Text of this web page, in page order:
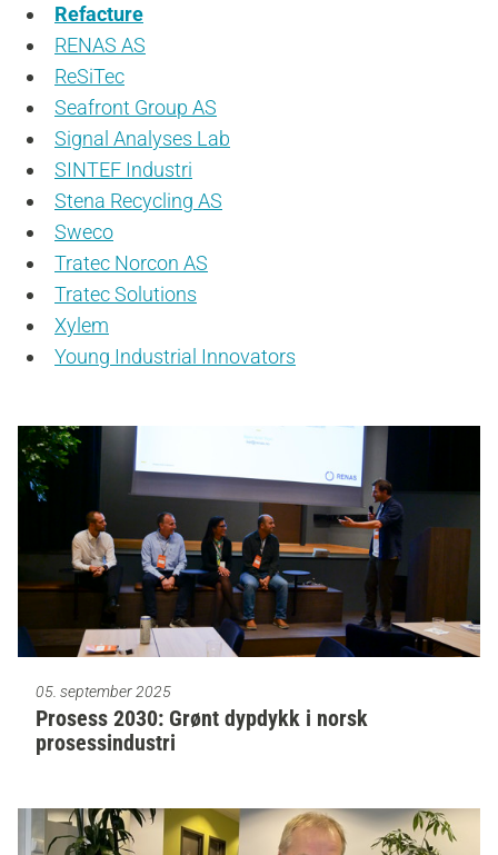
Refacture
RENAS AS
ReSiTec
Seafront Group AS
Signal Analyses Lab
SINTEF Industri
Stena Recycling AS
Sweco
Tratec Norcon AS
Tratec Solutions
Xylem
Young Industrial Innovators
05. september 2025
Prosess 2030: Grønt dypdykk i norsk
prosessindustri